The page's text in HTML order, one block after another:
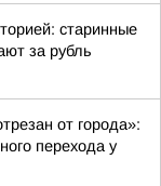
старинные
за рубль
от города»:
перехода у